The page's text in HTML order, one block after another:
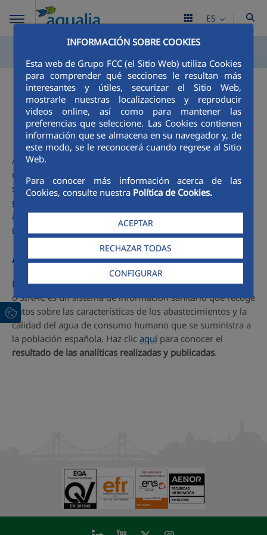
INFORMACIÓN SOBRE COOKIES
Esta web de Grupo FCC (el Sitio Web) utiliza Cookies
para comprender qué secciones le resultan más
interesantes y útiles, securizar el Sitio Web,
mostrarle nuestras localizaciones y reproducir
videos online, así como para mantener las
preferencias que seleccione. Las Cookies contienen
información que se almacena en su navegador y, de
este modo, se le reconocerá cuando regrese al Sitio
Web.
Para conocer más información acerca de las
Cookies, consulte nuestra Política de Cookies.
ACEPTAR
RECHAZAR TODAS
CONFIGURAR
ES
Calidad del agua
Aqualia, responsable de la gestión del agua de Esquivias,
realiza los análisis exigidos (de control, completos y otros)
segúnReal Decreto 3/2023 de 10 de enero, por el que se
establecen los criterios técnicos-sanitarios de la calidad del
agua de consumo, su control y suministro. Boletín Oficial
del Estado, núm. 9 de 11 de enero de 2023 (PDF, 857 KB)
Acceso a SINAC
El Sistema de Información Nacional de Agua de Consumo
o SINAC es un sistema de información sanitario que recoge
datos sobre las características de los abastecimientos y la
calidad del agua de consumo humano que se suministra a
la población española. Haz clic aquí para conocer el
resultado de las analíticas realizadas y publicadas.